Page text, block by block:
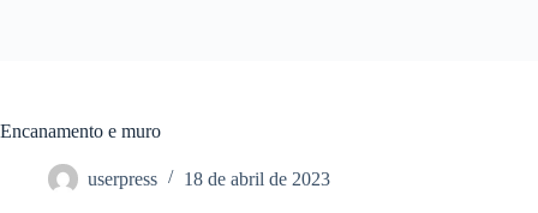
Encanamento e muro
userpress 18 de abril de 2023